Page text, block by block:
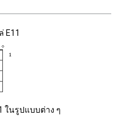
E11
ในรูปแบบต่าง ๆ